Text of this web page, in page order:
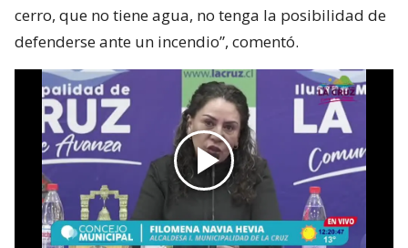
cerro, que no tiene agua, no tenga la posibilidad de
defenderse ante un incendio”, comentó.